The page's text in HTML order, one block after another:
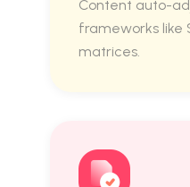
Content auto-
frameworks like
matrices.